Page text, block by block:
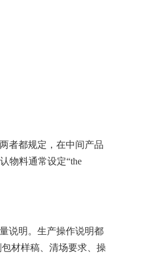
者都规定，在中间产品
物料通常设定“the
说明。生产操作说明都
材样稿、清场要求、操